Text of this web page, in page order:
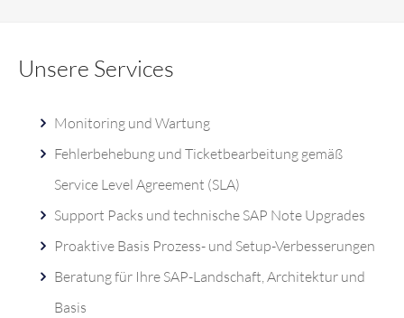
Unsere Services
Monitoring und Wartung
Fehlerbehebung und Ticketbearbeitung gemäß
Service Level Agreement (SLA)
Support Packs und technische SAP Note Upgrades
Proaktive Basis Prozess- und Setup-Verbesserungen
Beratung für Ihre SAP-Landschaft, Architektur und
Basis